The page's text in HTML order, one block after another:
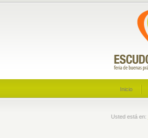
Inicio
Usted está en: